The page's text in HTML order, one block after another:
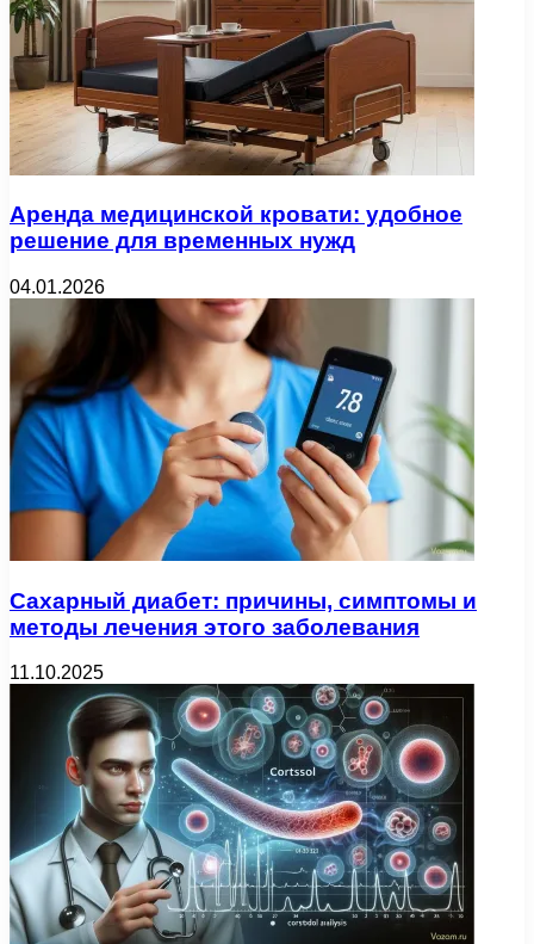
Аренда медицинской кровати: удобное
решение для временных нужд
04.01.2026
Сахарный диабет: причины, симптомы и
методы лечения этого заболевания
11.10.2025